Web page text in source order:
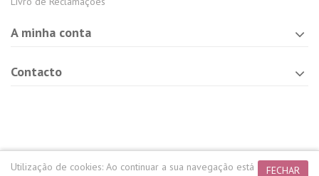
A minha conta
Contacto
FECHAR
Utilização de cookies: Ao continuar a sua navegação está